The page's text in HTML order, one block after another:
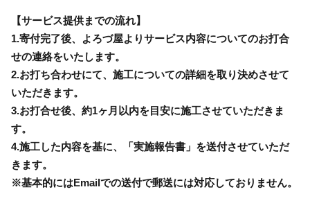
【サービス提供までの流れ】
1.寄付完了後、よろづ屋よりサービス内容についてのお打合
せの連絡をいたします。
2.お打ち合わせにて、施工についての詳細を取り決めさせて
いただきます。
3.お打合せ後、約1ヶ月以内を目安に施工させていただきま
す。
4.施工した内容を基に、「実施報告書」を送付させていただ
きます。
※基本的にはEmailでの送付で郵送には対応しておりません。